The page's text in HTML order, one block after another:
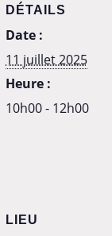
DÉTAILS
Date :
11 juillet 2025
Heure :
10h00 - 12h00
LIEU